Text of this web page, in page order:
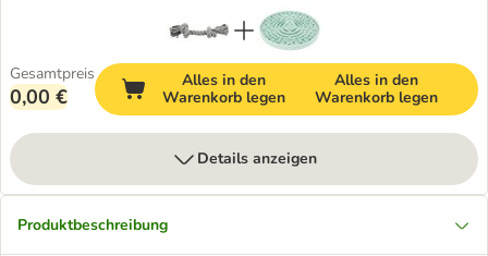
Gesamtpreis
0,00 €
Alles in den
Warenkorb legen
Alles in den
Warenkorb legen
Details anzeigen
Produktbeschreibung